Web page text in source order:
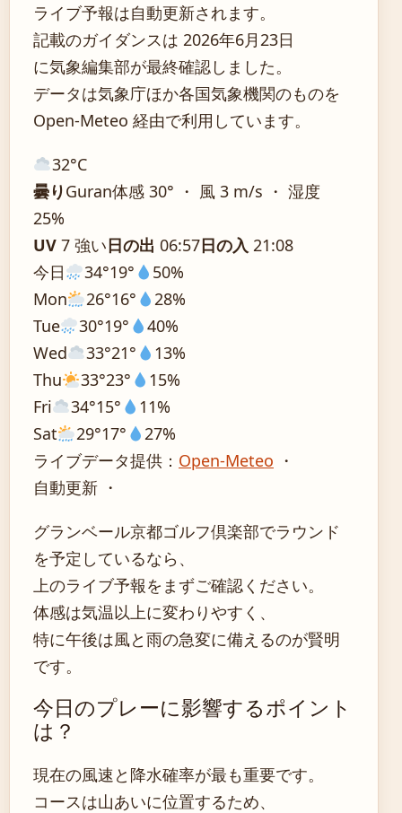
ライブ予報は自動更新されます。
記載のガイダンスは 2026年6月23日
に気象編集部が最終確認しました。
データは気象庁ほか各国気象機関のものを
Open-Meteo 経由で利用しています。
32°C
曇りGuran体感 30° ・ 風 3 m/s ・ 湿度
25%
UV 7 強い日の出 06:57日の入 21:08
今日
34°19°
50%
Mon
26°16°
28%
Tue
30°19°
40%
Wed
33°21°
13%
Thu
33°23°
15%
Fri
34°15°
11%
Sat
29°17°
27%
ライブデータ提供： Open-Meteo ・
自動更新 ・
グランベール京都ゴルフ倶楽部でラウンド
を予定しているなら、
上のライブ予報をまずご確認ください。
体感は気温以上に変わりやすく、
特に午後は風と雨の急変に備えるのが賢明
です。
今日のプレーに影響するポイント
は？
現在の風速と降水確率が最も重要です。
コースは山あいに位置するため、